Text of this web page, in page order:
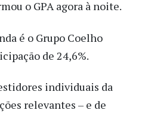
o GPA agora à noite.
é o Grupo Coelho
de 24,6%.
individuais da
relevantes – e de